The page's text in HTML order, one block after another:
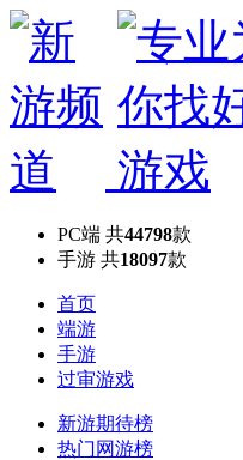
PC端 共44798款
手游 共18097款
首页
端游
手游
过审游戏
新游期待榜
热门网游榜